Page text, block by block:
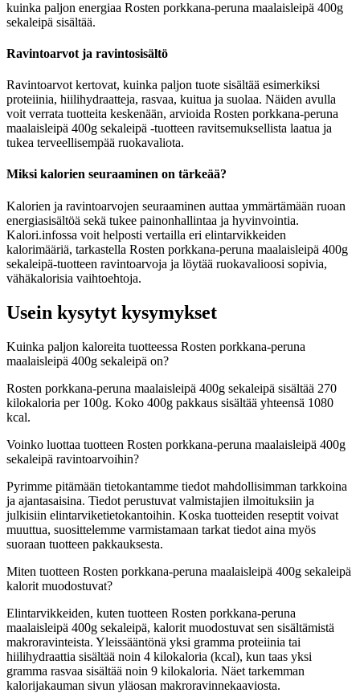
kuinka paljon energiaa Rosten porkkana-peruna maalaisleipä 400g
sekaleipä sisältää.
Ravintoarvot ja ravintosisältö
Ravintoarvot kertovat, kuinka paljon tuote sisältää esimerkiksi
proteiinia, hiilihydraatteja, rasvaa, kuitua ja suolaa. Näiden avulla
voit verrata tuotteita keskenään, arvioida Rosten porkkana-peruna
maalaisleipä 400g sekaleipä -tuotteen ravitsemuksellista laatua ja
tukea terveellisempää ruokavaliota.
Miksi kalorien seuraaminen on tärkeää?
Kalorien ja ravintoarvojen seuraaminen auttaa ymmärtämään ruoan
energiasisältöä sekä tukee painonhallintaa ja hyvinvointia.
Kalori.infossa voit helposti vertailla eri elintarvikkeiden
kalorimääriä, tarkastella Rosten porkkana-peruna maalaisleipä 400g
sekaleipä-tuotteen ravintoarvoja ja löytää ruokavalioosi sopivia,
vähäkalorisia vaihtoehtoja.
Usein kysytyt kysymykset
Kuinka paljon kaloreita tuotteessa Rosten porkkana-peruna
maalaisleipä 400g sekaleipä on?
Rosten porkkana-peruna maalaisleipä 400g sekaleipä sisältää 270
kilokaloria per 100g. Koko 400g pakkaus sisältää yhteensä 1080
kcal.
Voinko luottaa tuotteen Rosten porkkana-peruna maalaisleipä 400g
sekaleipä ravintoarvoihin?
Pyrimme pitämään tietokantamme tiedot mahdollisimman tarkkoina
ja ajantasaisina. Tiedot perustuvat valmistajien ilmoituksiin ja
julkisiin elintarviketietokantoihin. Koska tuotteiden reseptit voivat
muuttua, suosittelemme varmistamaan tarkat tiedot aina myös
suoraan tuotteen pakkauksesta.
Miten tuotteen Rosten porkkana-peruna maalaisleipä 400g sekaleipä
kalorit muodostuvat?
Elintarvikkeiden, kuten tuotteen Rosten porkkana-peruna
maalaisleipä 400g sekaleipä, kalorit muodostuvat sen sisältämistä
makroravinteista. Yleissääntönä yksi gramma proteiinia tai
hiilihydraattia sisältää noin 4 kilokaloria (kcal), kun taas yksi
gramma rasvaa sisältää noin 9 kilokaloria. Näet tarkemman
kalorijakauman sivun yläosan makroravinnekaaviosta.